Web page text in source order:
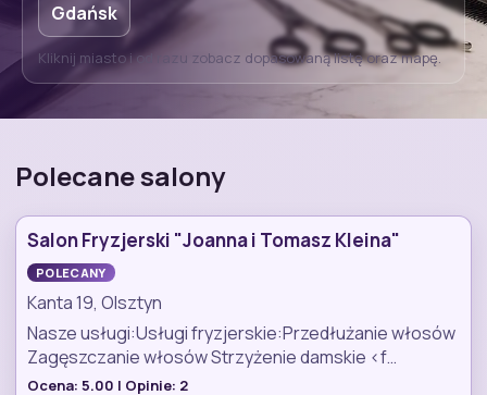
Gdańsk
Kliknij miasto i od razu zobacz dopasowaną listę oraz mapę.
Polecane salony
Salon Fryzjerski "Joanna i Tomasz Kleina"
POLECANY
Kanta 19, Olsztyn
Nasze usługi:Usługi fryzjerskie:Przedłużanie włosów
Zagęszczanie włosów Strzyżenie damskie <f…
Ocena: 5.00 | Opinie: 2